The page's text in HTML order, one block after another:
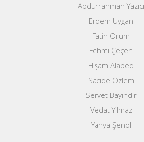
Abdurrahman Yazıcı
Erdem Uygan
Fatih Orum
Fehmi Çeçen
Hişam Alabed
Sacide Özlem
Servet Bayındır
Vedat Yılmaz
Yahya Şenol